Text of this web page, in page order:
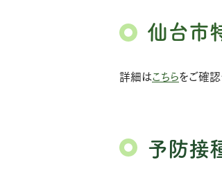
仙台市
詳細はこちらをご確認
予防接